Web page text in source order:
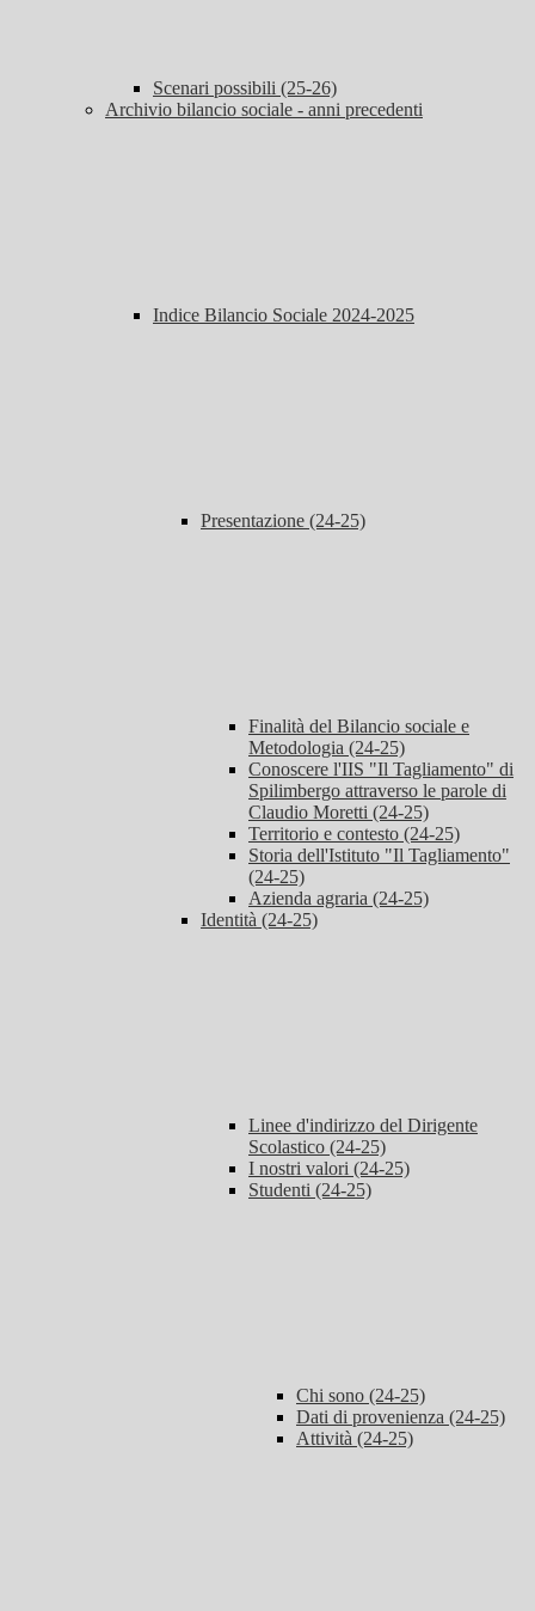
Scenari possibili (25-26)
Archivio bilancio sociale - anni precedenti
Indice Bilancio Sociale 2024-2025
Presentazione (24-25)
Finalità del Bilancio sociale e
Metodologia (24-25)
Conoscere l'IIS "Il Tagliamento" di
Spilimbergo attraverso le parole di
Claudio Moretti (24-25)
Territorio e contesto (24-25)
Storia dell'Istituto "Il Tagliamento"
(24-25)
Azienda agraria (24-25)
Identità (24-25)
Linee d'indirizzo del Dirigente
Scolastico (24-25)
I nostri valori (24-25)
Studenti (24-25)
Chi sono (24-25)
Dati di provenienza (24-25)
Attività (24-25)